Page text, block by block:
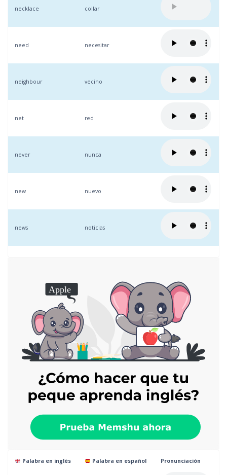
necklace collar
need necesitar
neighbour vecino
net red
never nunca
new nuevo
news noticias
Palabra en inglés Palabra en español Pronunciación